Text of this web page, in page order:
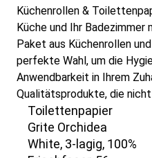
Küchenrollen &
Küche und Ihr
Paket aus Küchenrollen
perfekte Wahl, um die
Anwendbarkeit in Ihrem
Qualitätsprodukte, die
Toilettenpapier
Grite Orchidea
White, 3-lagig, 100%